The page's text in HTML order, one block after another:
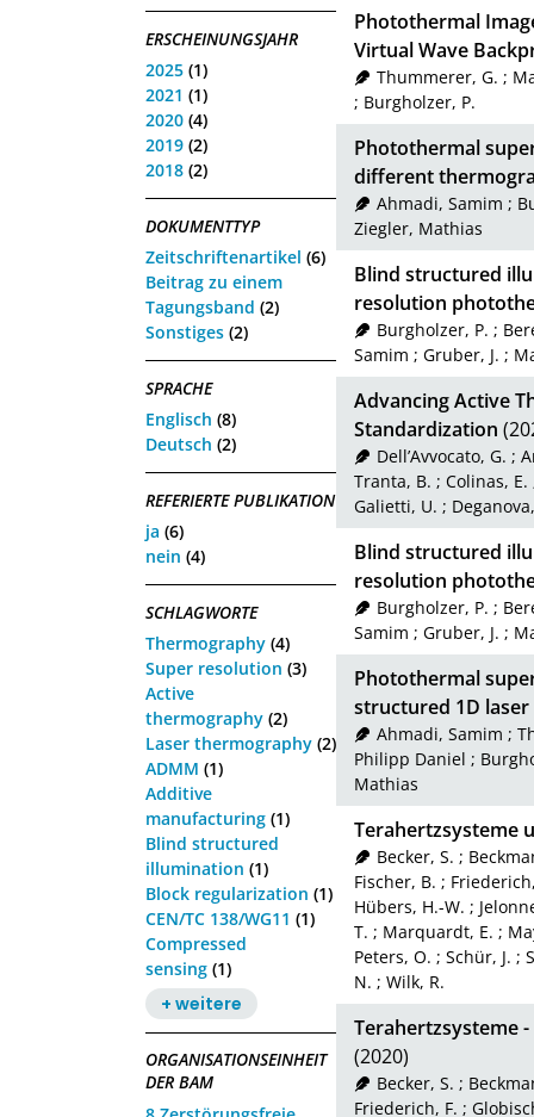
ERSCHEINUNGSJAHR
2025 (1)
2021 (1)
2020 (4)
2019 (2)
2018 (2)
DOKUMENTTYP
Zeitschriftenartikel (6)
Beitrag zu einem
Tagungsband (2)
Sonstiges (2)
SPRACHE
Englisch (8)
Deutsch (2)
REFERIERTE PUBLIKATION
ja (6)
nein (4)
SCHLAGWORTE
Thermography (4)
Super resolution (3)
Active
thermography (2)
Laser thermography (2)
ADMM (1)
Additive
manufacturing (1)
Blind structured
illumination (1)
Block regularization (1)
CEN/TC 138/WG11 (1)
Compressed
sensing (1)
+ weitere
ORGANISATIONSEINHEIT
DER BAM
Photothermal
Virtual Wave
Thummerer, G. ;
; Burgholzer, P.
Photothermal
different
Ahmadi, Samim ;
Ziegler, Mathias
Blind structured
resolution
Burgholzer, P. ;
Samim ; Gruber, J. ;
Advancing Active
Standardization
Dell’Avvocato, G. ;
Tranta, B. ; Colinas, E.
Galietti, U. ;
Blind structured
resolution
Burgholzer, P. ;
Samim ; Gruber, J. ;
Photothermal
structured 1D
Ahmadi, Samim ;
Philipp Daniel ;
Mathias
Terahertzsysteme
Becker, S. ;
Fischer, B. ;
Hübers, H.-W. ;
T. ; Marquardt, E. ;
Peters, O. ; Schür, J. ;
N. ; Wilk, R.
Terahertzsysteme
(2020)
Becker, S. ;
Friederich, F. ;